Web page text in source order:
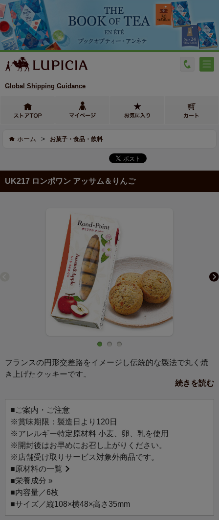
Global Shipping Guidance
ホーム > お菓子・食品・飲料
UK217 ロンポワン アッサム＆りんご
フランスの円形交差路をイメージし伝統的な製法で丸く焼
き上げたクッキーです。
風味豊かなアッサム紅茶と蜜漬けりんごを生地に練り込
み、さっくりと焼き上げました。りんごの優しい甘みが後
を引くおいしさです。
続きを読む
■ご案内・ご注意
※賞味期限：製造日より120日
※アレルギー特定原材料 小麦、卵、乳を使用
※開封後はお早めにお召し上がりください。
※店舗受け取りサービス対象外商品です。
■原材料の一覧
■栄養成分 »
■内容量／6枚
■サイズ／縦108×横48×高さ35mm